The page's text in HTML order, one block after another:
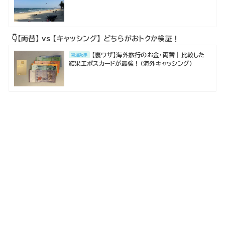
👇【両替】 vs 【キャッシング】 どちらがおトクか検証！
関連記事
【裏ワザ】海外旅行のお金・両替｜比較した
結果エポスカードが最強！（海外キャッシング）